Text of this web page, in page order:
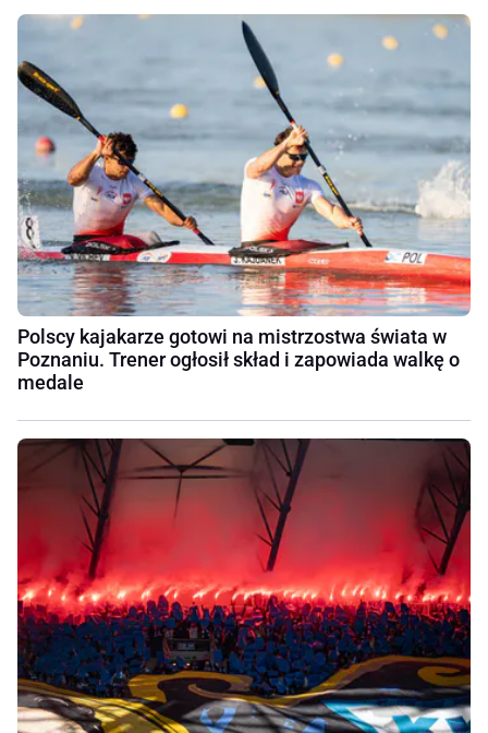
Polscy kajakarze gotowi na mistrzostwa świata w
Poznaniu. Trener ogłosił skład i zapowiada walkę o
medale